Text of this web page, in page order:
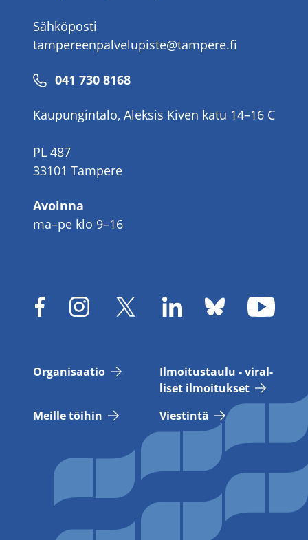
Sähköposti
tampereenpalvelupiste@tampere.fi
Puhelinnumero
041 730 8168
Kaupungintalo, Aleksis Kiven katu 14–16 C
PL 487
33101 Tampere
Avoinna
ma–pe klo 9–16
Or­ga­ni­saa­tio
Il­moi­tus­tau­lu - vi­ral­
li­set il­moi­tuk­set
Meil­le töi­hin
Vies­tin­tä